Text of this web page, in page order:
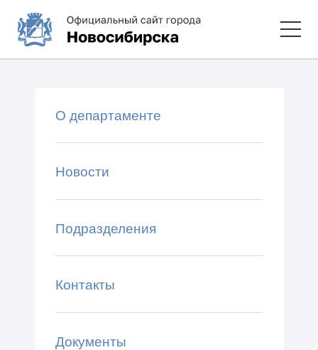
О департаменте
Новости
Подразделения
Контакты
Документы